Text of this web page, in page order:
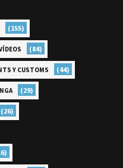
(155)
(84)
Y CUSTOMS (44)
(29)
(26)